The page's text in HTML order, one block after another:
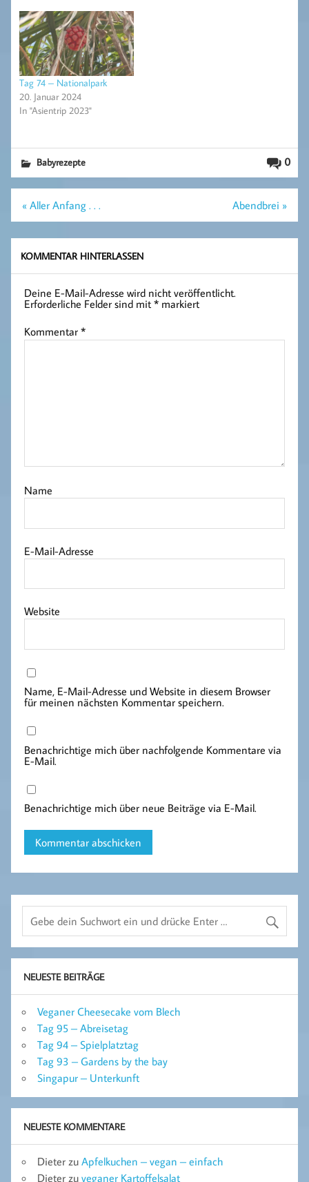
Tag 74 – Nationalpark
20. Januar 2024
In "Asientrip 2023"
0
Babyrezepte
Beitragsnavigation
« Aller Anfang . . . Abendbrei »
KOMMENTAR HINTERLASSEN
Deine E-Mail-Adresse wird nicht veröffentlicht.
Erforderliche Felder sind mit* markiert
Kommentar*
Name
E-Mail-Adresse
Website
Name, E-Mail-Adresse und Website in diesem Browser
für meinen nächsten Kommentar speichern.
Benachrichtige mich über nachfolgende Kommentare via
E-Mail.
Benachrichtige mich über neue Beiträge via E-Mail.
NEUESTE BEITRÄGE
Veganer Cheesecake vom Blech
Tag 95 – Abreisetag
Tag 94 – Spielplatztag
Tag 93 – Gardens by the bay
Singapur – Unterkunft
NEUESTE KOMMENTARE
Dieter zu Apfelkuchen – vegan – einfach
Dieter zu veganer Kartoffelsalat